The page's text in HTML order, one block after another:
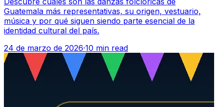
Guatemala más representativas, su origen, vestuario,
música y por qué siguen siendo parte esencial de la
identidad cultural del país.
24 de marzo de 2026·10 min read